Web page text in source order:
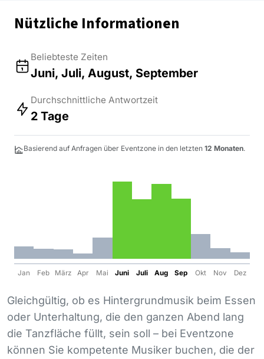
Nützliche Informationen
Beliebteste Zeiten
Juni, Juli, August, September
Durchschnittliche Antwortzeit
2 Tage
Basierend auf Anfragen über Eventzone in den letzten 12 Monaten.
Jan Feb März Apr Mai Juni Juli Aug Sep Okt Nov Dez
Gleichgültig, ob es Hintergrundmusik beim Essen
oder Unterhaltung, die den ganzen Abend lang
die Tanzfläche füllt, sein soll – bei Eventzone
können Sie kompetente Musiker buchen, die der